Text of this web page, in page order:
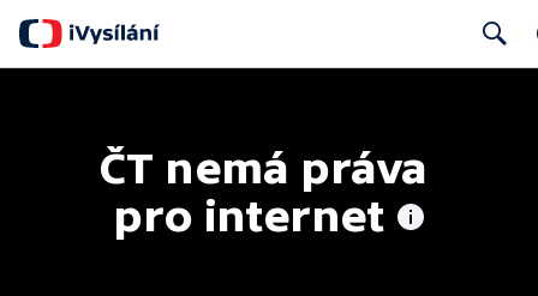
ČT nemá práva
pro internet